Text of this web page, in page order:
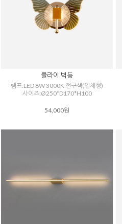
플라이 벽등
램프:LED 8W 3000K 전구색(일체형)
사이즈:Ø250*D170*H100
54,000원